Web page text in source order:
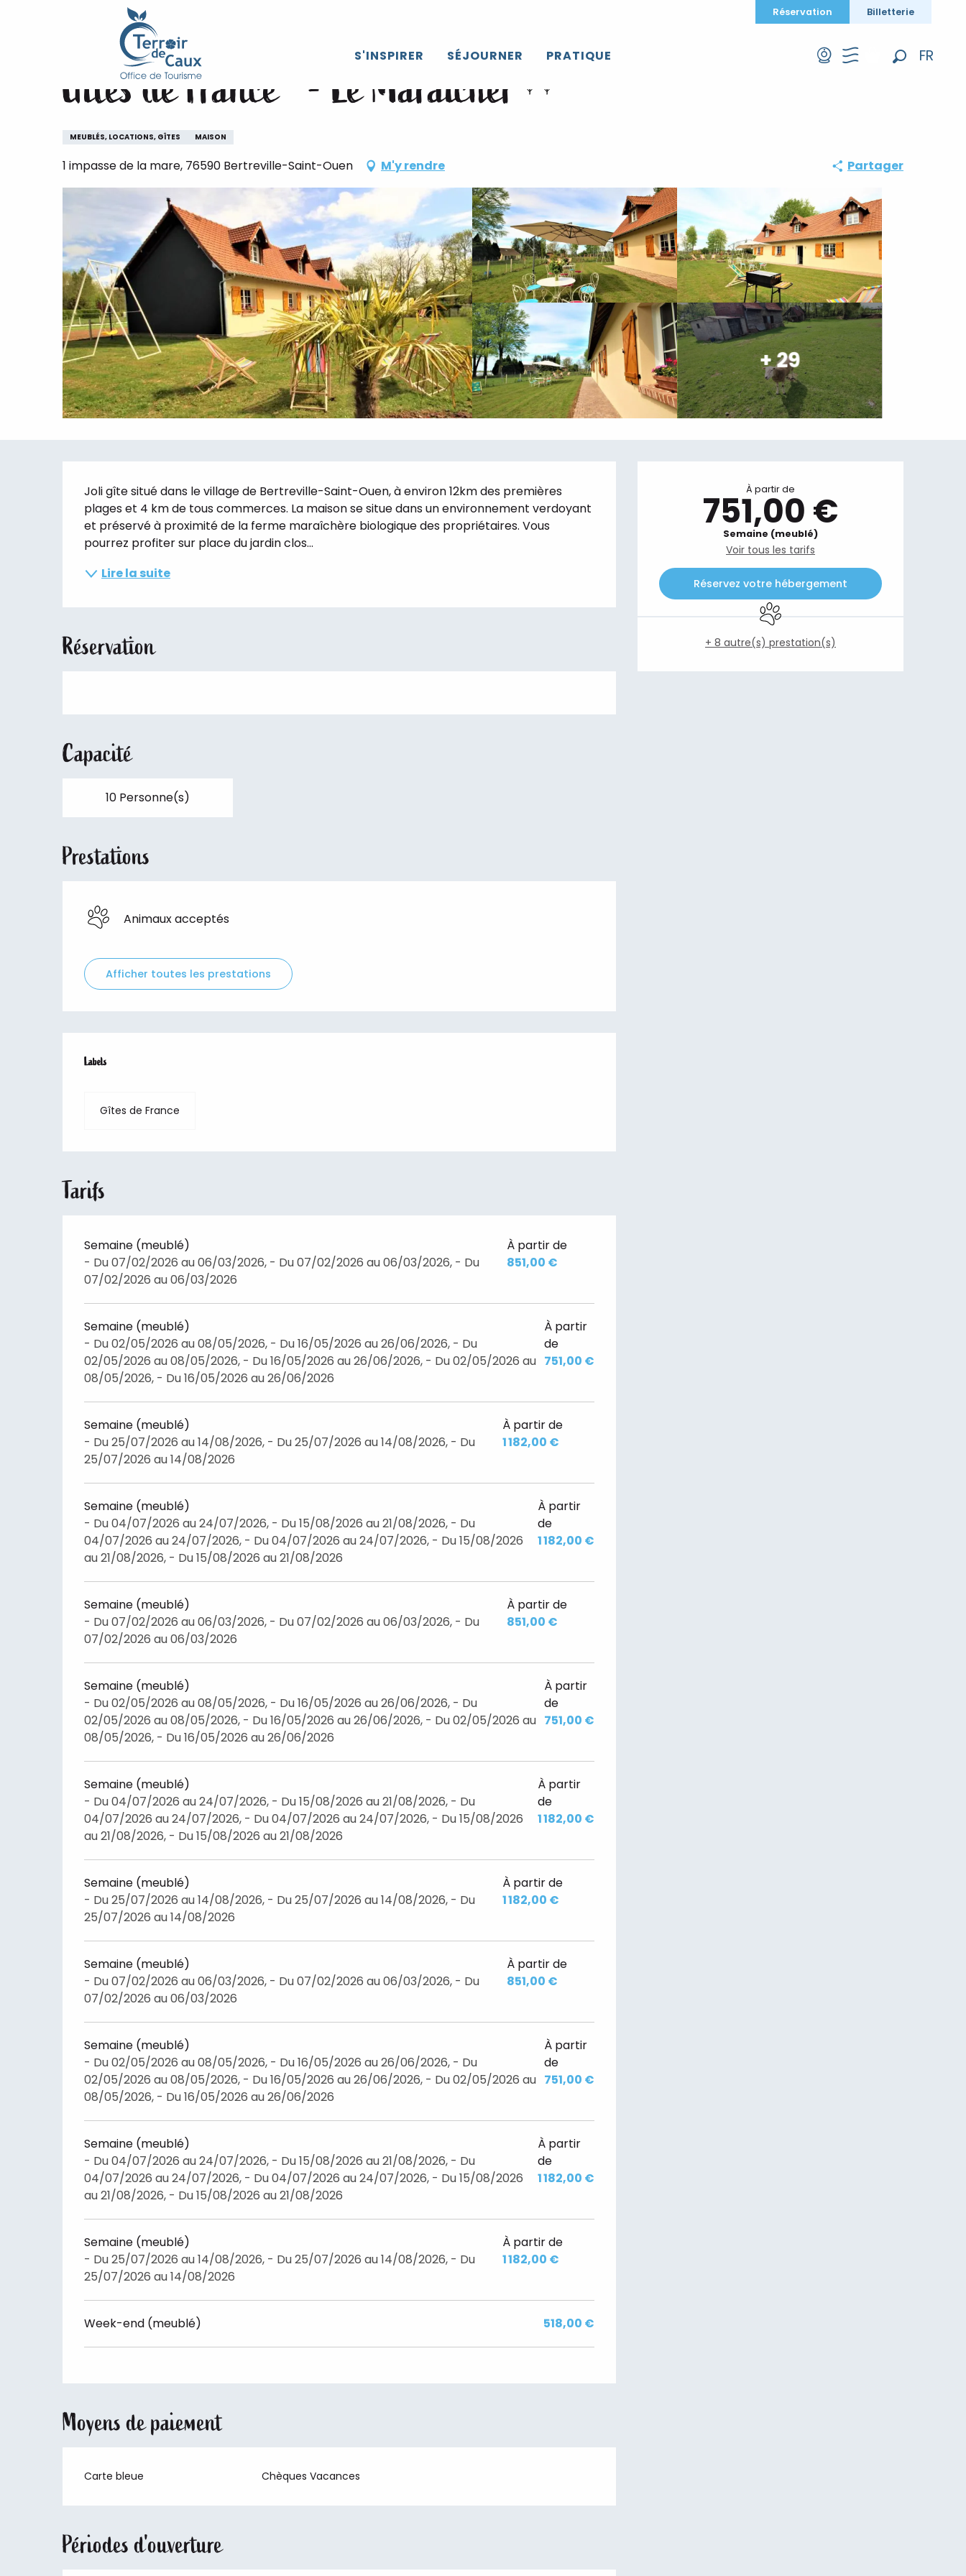
FR
Réservation Billetterie
S'INSPIRER SÉJOURNER PRATIQUE
Gîtes de France® - Le Maraîcher
Gîtes de France® - Le Maraîcher
MEUBLÉS, LOCATIONS, GÎTES MAISON
1 impasse de la mare, 76590 Bertreville-Saint-Ouen M'y rendre Partager
+ 29
Ouverture et coordonnées
À partir de
751,00 €
Semaine (meublé)
Voir tous les tarifs
Réservez votre hébergement
Animaux acceptés
+ 8 autre(s) prestation(s)
Description
Joli gîte situé dans le village de Bertreville-Saint-Ouen, à environ 12km des premières
plages et 4 km de tous commerces. La maison se situe dans un environnement verdoyant
et préservé à proximité de la ferme maraîchère biologique des propriétaires. Vous
pourrez profiter sur place du jardin clos...
Lire la suite
Réservation
Capacité
10 Personne(s)
Prestations
Animaux acceptés
Afficher toutes les prestations
Offres de prestations
Labels
Labels
Gîtes de France
Tarifs
Semaine (meublé)
- Du 07/02/2026 au 06/03/2026, - Du 07/02/2026 au 06/03/2026, - Du
07/02/2026 au 06/03/2026
À partir de
851,00 €
Semaine (meublé)
- Du 02/05/2026 au 08/05/2026, - Du 16/05/2026 au 26/06/2026, - Du
02/05/2026 au 08/05/2026, - Du 16/05/2026 au 26/06/2026, - Du 02/05/2026 au
08/05/2026, - Du 16/05/2026 au 26/06/2026
À partir
de
751,00 €
Semaine (meublé)
- Du 25/07/2026 au 14/08/2026, - Du 25/07/2026 au 14/08/2026, - Du
25/07/2026 au 14/08/2026
À partir de
1 182,00 €
Semaine (meublé)
- Du 04/07/2026 au 24/07/2026, - Du 15/08/2026 au 21/08/2026, - Du
04/07/2026 au 24/07/2026, - Du 04/07/2026 au 24/07/2026, - Du 15/08/2026
au 21/08/2026, - Du 15/08/2026 au 21/08/2026
À partir
de
1 182,00 €
Semaine (meublé)
- Du 07/02/2026 au 06/03/2026, - Du 07/02/2026 au 06/03/2026, - Du
07/02/2026 au 06/03/2026
À partir de
851,00 €
Semaine (meublé)
- Du 02/05/2026 au 08/05/2026, - Du 16/05/2026 au 26/06/2026, - Du
02/05/2026 au 08/05/2026, - Du 16/05/2026 au 26/06/2026, - Du 02/05/2026 au
08/05/2026, - Du 16/05/2026 au 26/06/2026
À partir
de
751,00 €
Semaine (meublé)
- Du 04/07/2026 au 24/07/2026, - Du 15/08/2026 au 21/08/2026, - Du
04/07/2026 au 24/07/2026, - Du 04/07/2026 au 24/07/2026, - Du 15/08/2026
au 21/08/2026, - Du 15/08/2026 au 21/08/2026
À partir
de
1 182,00 €
Semaine (meublé)
- Du 25/07/2026 au 14/08/2026, - Du 25/07/2026 au 14/08/2026, - Du
25/07/2026 au 14/08/2026
À partir de
1 182,00 €
Semaine (meublé)
- Du 07/02/2026 au 06/03/2026, - Du 07/02/2026 au 06/03/2026, - Du
07/02/2026 au 06/03/2026
À partir de
851,00 €
Semaine (meublé)
- Du 02/05/2026 au 08/05/2026, - Du 16/05/2026 au 26/06/2026, - Du
02/05/2026 au 08/05/2026, - Du 16/05/2026 au 26/06/2026, - Du 02/05/2026 au
08/05/2026, - Du 16/05/2026 au 26/06/2026
À partir
de
751,00 €
Semaine (meublé)
- Du 04/07/2026 au 24/07/2026, - Du 15/08/2026 au 21/08/2026, - Du
04/07/2026 au 24/07/2026, - Du 04/07/2026 au 24/07/2026, - Du 15/08/2026
au 21/08/2026, - Du 15/08/2026 au 21/08/2026
À partir
de
1 182,00 €
Semaine (meublé)
- Du 25/07/2026 au 14/08/2026, - Du 25/07/2026 au 14/08/2026, - Du
25/07/2026 au 14/08/2026
À partir de
1 182,00 €
Week-end (meublé) 518,00 €
Moyens de paiement
Carte bleue Chèques Vacances
Périodes d'ouverture